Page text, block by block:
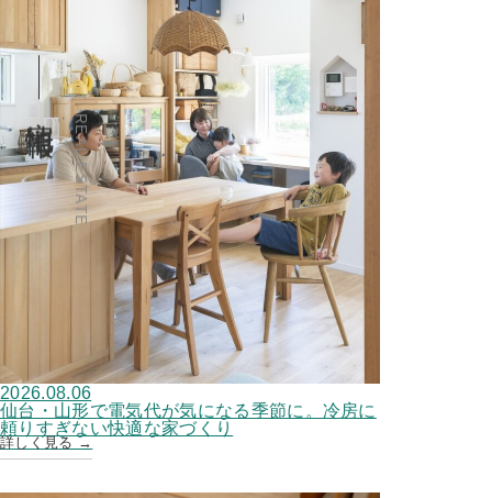
REAL ESTATE
宅地情報
2026.08.06
仙台・山形で電気代が気になる季節に。冷房に
頼りすぎない快適な家づくり
詳しく見る →